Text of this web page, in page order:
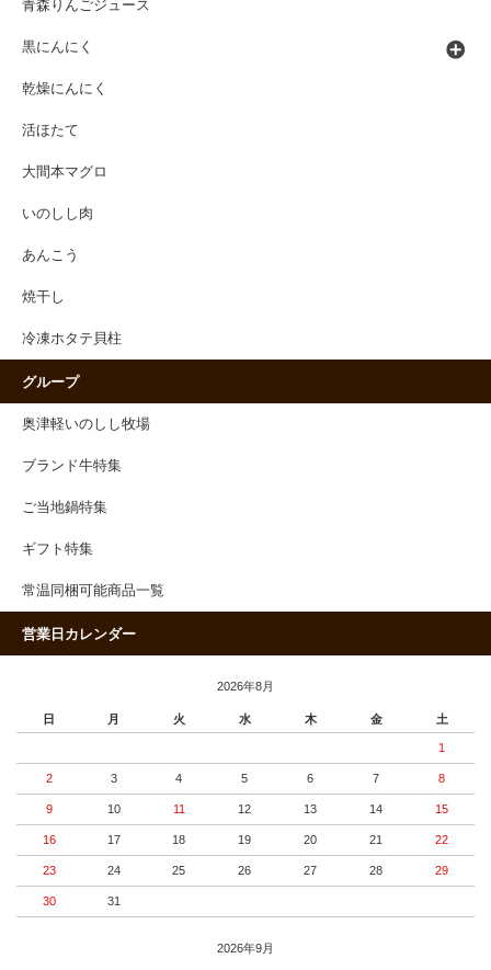
青森りんごジュース
黒にんにく
乾燥にんにく
活ほたて
大間本マグロ
いのしし肉
あんこう
焼干し
冷凍ホタテ貝柱
グループ
奥津軽いのしし牧場
ブランド牛特集
ご当地鍋特集
ギフト特集
常温同梱可能商品一覧
営業日カレンダー
2026年8月
日 月 火 水 木 金 土
1
2 3 4 5 6 7 8
9 10 11 12 13 14 15
16 17 18 19 20 21 22
23 24 25 26 27 28 29
30 31
2026年9月